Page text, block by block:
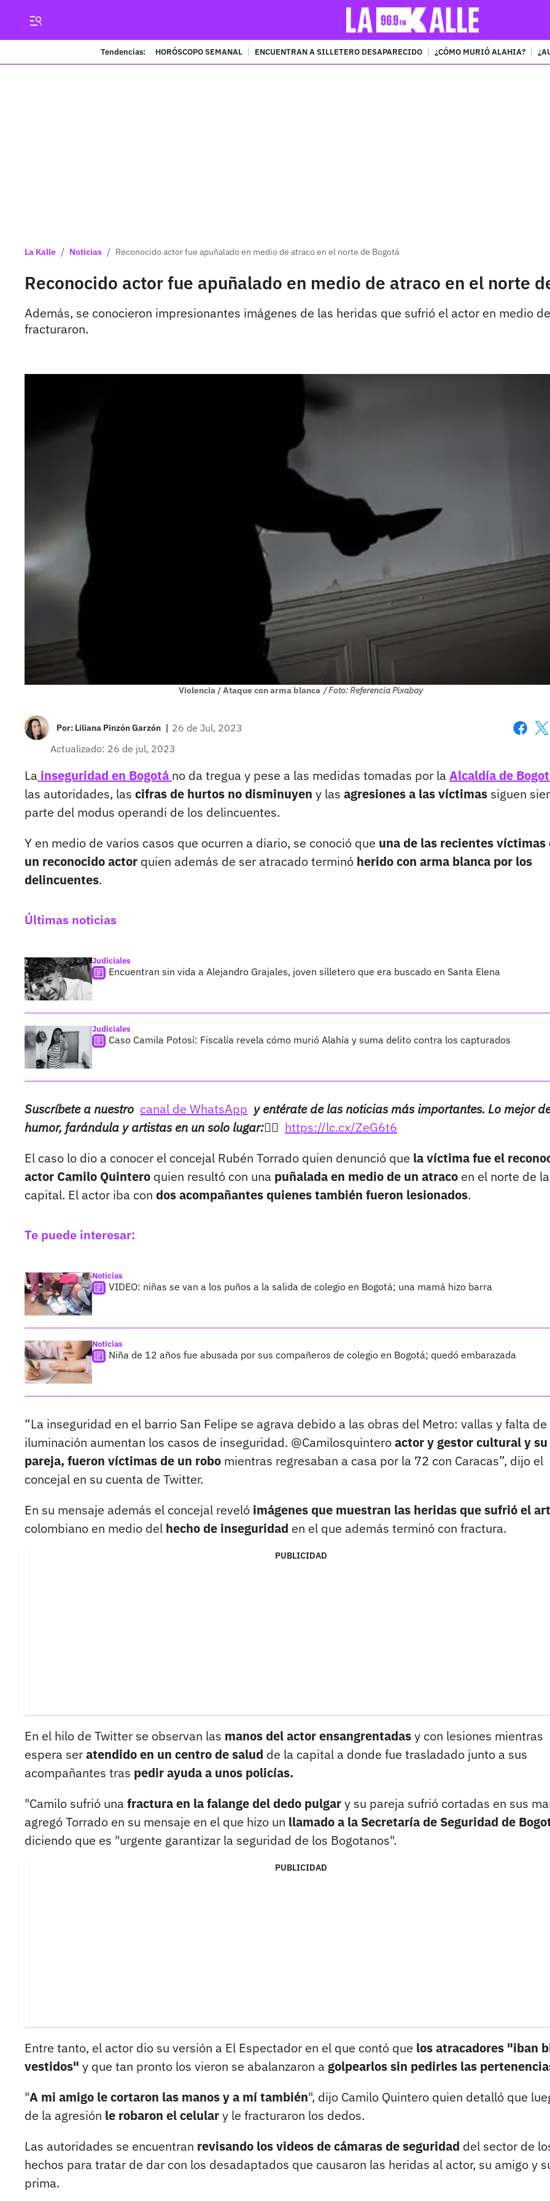
Tendencias: HORÓSCOPO SEMANAL ENCUENTRAN A SILLETERO DESAPARECIDO ¿CÓMO MURIÓ ALAHIA?
La Kalle / Noticias / Reconocido actor fue apuñalado en medio de atraco en el norte de Bogotá
Reconocido actor fue apuñalado en medio de atraco en el norte
Además, se conocieron impresionantes imágenes de las heridas que sufrió el actor en medio
fracturaron.
Violencia / Ataque con arma blanca / Foto: Referencia Pixabay
Por: Liliana Pinzón Garzón | 26 de Jul, 2023
Actualizado: 26 de jul, 2023
La inseguridad en Bogotá no da tregua y pese a las medidas tomadas por la Alcaldía de
las autoridades, las cifras de hurtos no disminuyen y las agresiones a las víctimas siguen
parte del modus operandi de los delincuentes.
Y en medio de varios casos que ocurren a diario, se conoció que una de las recientes víctimas
un reconocido actor quien además de ser atracado terminó herido con arma blanca por los
delincuentes.
Últimas noticias
Judiciales
Encuentran sin vida a Alejandro Grajales, joven silletero que era buscado en Santa Elena
Judiciales
Caso Camila Potosí: Fiscalía revela cómo murió Alahía y suma delito contra los capturados
Suscríbete a nuestro canal de WhatsApp y entérate de las noticias más importantes. Lo mejor
humor, farándula y artistas en un solo lugar:👉🏻 https://lc.cx/ZeG6t6
El caso lo dio a conocer el concejal Rubén Torrado quien denunció que la víctima fue el
actor Camilo Quintero quien resultó con una puñalada en medio de un atraco en el norte de la
capital. El actor iba con dos acompañantes quienes también fueron lesionados.
Te puede interesar:
Noticias
VIDEO: niñas se van a los puños a la salida de colegio en Bogotá; una mamá hizo barra
Noticias
Niña de 12 años fue abusada por sus compañeros de colegio en Bogotá; quedó embarazada
“La inseguridad en el barrio San Felipe se agrava debido a las obras del Metro: vallas y falta de
iluminación aumentan los casos de inseguridad. @Camilosquinteroactor y gestor cultural y su
pareja, fueron víctimas de un robo mientras regresaban a casa por la 72 con Caracas”, dijo el
concejal en su cuenta de Twitter.
En su mensaje además el concejal reveló imágenes que muestran las heridas que sufrió el
colombiano en medio del hecho de inseguridad en el que además terminó con fractura.
PUBLICIDAD
En el hilo de Twitter se observan las manos del actor ensangrentadasy con lesiones mientras
espera seratendido en un centro de salud de la capital a donde fue trasladado junto a sus
acompañantes tras pedir ayuda a unos policías.
"Camilo sufrió una fractura en la falange del dedo pulgary su pareja sufrió cortadas en sus
agregó Torrado en su mensaje en el que hizo un llamado a la Secretaría de Seguridad de
diciendo que es "urgente garantizar la seguridad de los Bogotanos".
PUBLICIDAD
Entre tanto, el actor dio su versión a El Espectador en el que contó que los atracadores "iban
vestidos" y que tan pronto los vieron se abalanzaron a golpearlos sin pedirles las
"A mi amigo le cortaron las manos y a mí también", dijo Camilo Quintero quien detalló que
de la agresión le robaron el celulary le fracturaron los dedos.
Las autoridades se encuentran revisando los videos de cámaras de seguridad del sector de
hechos para tratar de dar con los desadaptados que causaron las heridas al actor, su amigo y
prima.